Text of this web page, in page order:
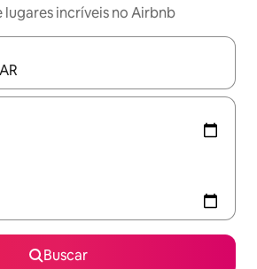
lugares incríveis no Airbnb
estiverem disponíveis, explore-os
Buscar